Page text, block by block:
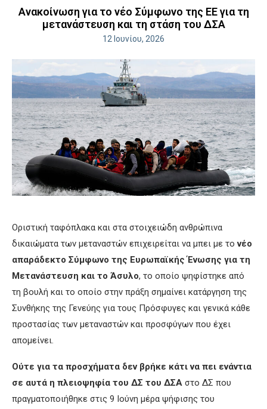
Ανακοίνωση για το νέο Σύμφωνο της ΕΕ για τη
μετανάστευση και τη στάση του ΔΣΑ
12 Ιουνίου, 2026
Οριστική ταφόπλακα και στα στοιχειώδη ανθρώπινα
δικαιώματα των μεταναστών επιχειρείται να μπει με τονέο
απαράδεκτο Σύμφωνο της Ευρωπαϊκής Ένωσης για τη
Μετανάστευση και το Άσυλο, το οποίο ψηφίστηκε από
τη βουλή και το οποίο στην πράξη σημαίνει κατάργηση της
Συνθήκης της Γενεύης για τους Πρόσφυγες και γενικά κάθε
προστασίας των μεταναστών και προσφύγων που έχει
απομείνει.
Ούτε για τα προσχήματα δεν βρήκε κάτι να πει ενάντια
σε αυτά η πλειοψηφία του ΔΣ του ΔΣΑ στο ΔΣ που
πραγματοποιήθηκε στις 9 Ιούνη μέρα ψήφισης του